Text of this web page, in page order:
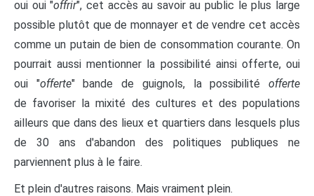
oui oui "offrir", cet accès au savoir au public le plus large
possible plutôt que de monnayer et de vendre cet accès
comme un putain de bien de consommation courante. On
pourrait aussi mentionner la possibilité ainsi offerte, oui
oui "offerte" bande de guignols, la possibilitéofferte
de favoriser la mixité des cultures et des populations
ailleurs que dans des lieux et quartiers dans lesquels plus
de 30 ans d'abandon des politiques publiques ne
parviennent plus à le faire.
Et plein d'autres raisons. Mais vraiment plein.